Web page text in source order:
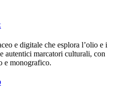
e digitale che esplora l’olio e i
autentici marcatori culturali, con
e monografico.